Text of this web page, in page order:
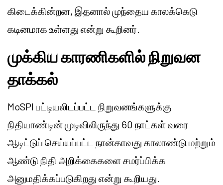
கிடைக்கின்றன, இதனால் முந்தைய காலக்கெடு
கடினமாக உள்ளது என்று கூறினர்.
முக்கிய காரணிகளில் நிறுவன
தாக்கல்
MoSPI பட்டியலிடப்பட்ட நிறுவனங்களுக்கு
நிதியாண்டின் முடிவிலிருந்து 60 நாட்கள் வரை
ஆடிட்டுப் செய்யப்பட்ட நான்காவது காலாண்டு மற்றும்
ஆண்டு நிதி அறிக்கைகளை சமர்ப்பிக்க
அனுமதிக்கப்படுகிறது என்று கூறியது.